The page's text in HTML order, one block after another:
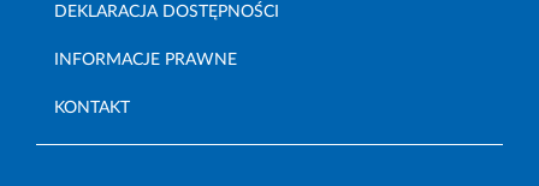
DEKLARACJA DOSTĘPNOŚCI
INFORMACJE PRAWNE
KONTAKT